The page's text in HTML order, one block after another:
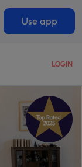
Use app
LOGIN